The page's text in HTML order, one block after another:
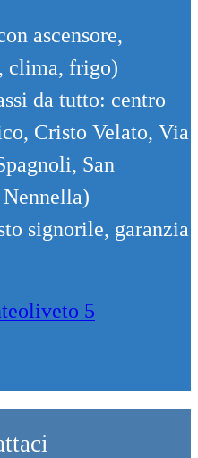
ascensore,
clima, frigo)
da tutto: centro
Cristo Velato, Via
San
signorile, garanzia
5